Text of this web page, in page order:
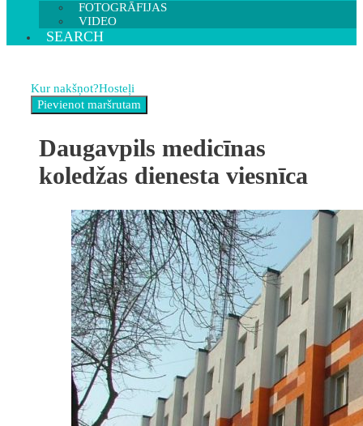
FOTOGRĀFIJAS
VIDEO
SEARCH
Kur nakšņot?Hosteļi
Daugavpils medicīnas
koledžas dienesta viesnīca